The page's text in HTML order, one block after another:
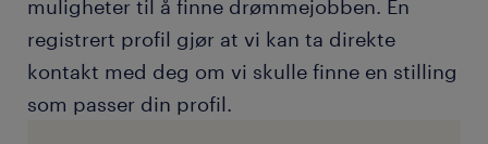
muligheter til å finne drømmejobben. En
registrert profil gjør at vi kan ta direkte
kontakt med deg om vi skulle finne en stilling
som passer din profil.